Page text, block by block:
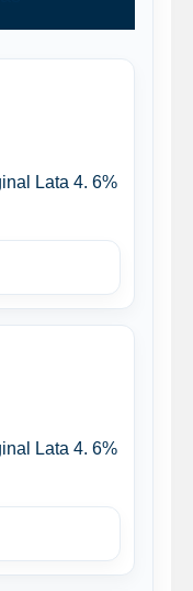
Lata 4. 6%
Lata 4. 6%